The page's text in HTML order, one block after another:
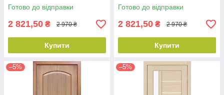
Готово до відправки
2 821,50 ₴ 2 970 ₴
Купити
Готово до відправки
2 821,50 ₴ 2 970 ₴
Купити
–5% –5%